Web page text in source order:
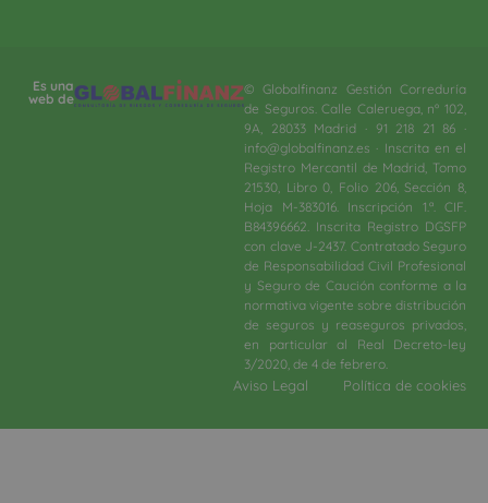
Es una
web de
© Globalfinanz Gestión Correduría
de Seguros. Calle Caleruega, nº 102,
9A, 28033 Madrid · 91 218 21 86 ·
info@globalfinanz.es · Inscrita en el
Registro Mercantil de Madrid, Tomo
21530, Libro 0, Folio 206, Sección 8,
Hoja M-383016. Inscripción 1.ª. CIF.
B84396662. Inscrita Registro DGSFP
con clave J-2437. Contratado Seguro
de Responsabilidad Civil Profesional
y Seguro de Caución conforme a la
normativa vigente sobre distribución
de seguros y reaseguros privados,
en particular al Real Decreto-ley
3/2020, de 4 de febrero.​
Aviso Legal Política de cookies